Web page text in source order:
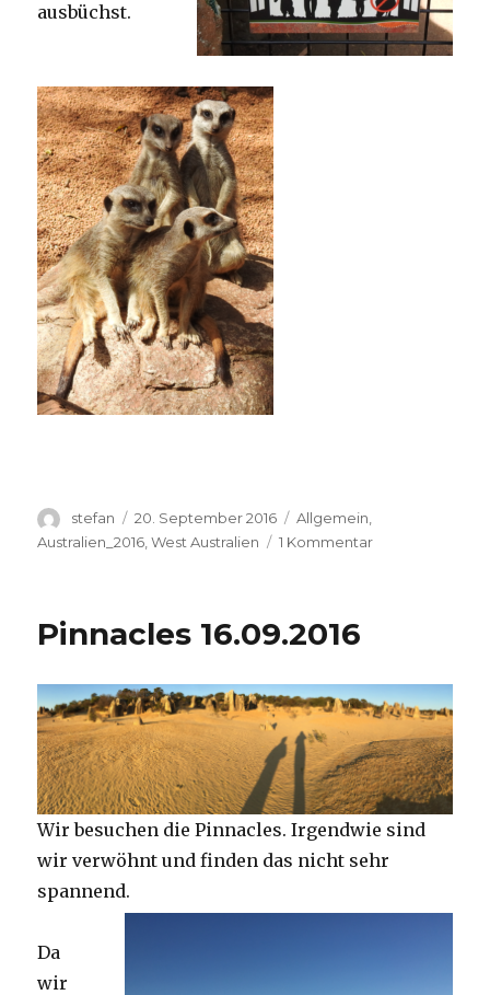
ausbüchst.
Autor
stefan
Veröffentlicht
am
20. September 2016 Kategorien
Allgemein,
Australien_2016 ,West Australien 1 Kommentarzu
Pinnacles 16.09.2016
Wir besuchen die Pinnacles. Irgendwie sind
wir verwöhnt und finden das nicht sehr
spannend.
Da
wir